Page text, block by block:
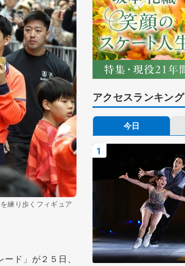
練り歩くフィギュア
ド」が２５日、
アクセスランキング
今日